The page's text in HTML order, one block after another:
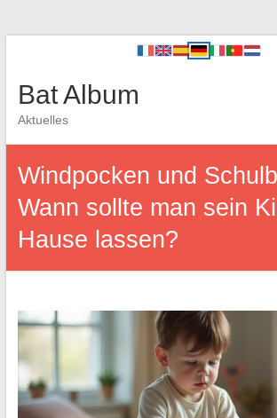
Bat Album
Aktuelles
Windpocken und
Wann sollte man sein
Hause lassen?